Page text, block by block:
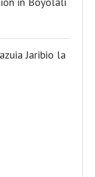
Jaribio la